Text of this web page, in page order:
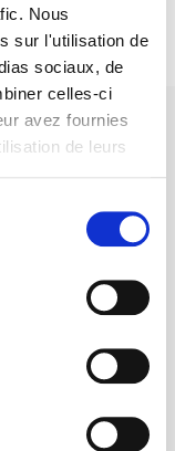
Nous
sur l'utilisation de
sociaux, de
celles-ci
avez fournies
de leurs
role: to publish
student use, and to